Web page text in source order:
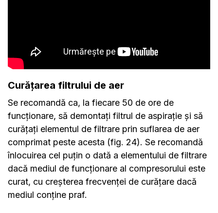
Curățarea filtrului de aer
Se recomandă ca, la fiecare 50 de ore de
funcționare, să demontați filtrul de aspirație și să
curățați elementul de filtrare prin suflarea de aer
comprimat peste acesta (fig. 24). Se recomandă
înlocuirea cel puțin o dată a elementului de filtrare
dacă mediul de funcționare al compresorului este
curat, cu creșterea frecvenței de curățare dacă
mediul conține praf.